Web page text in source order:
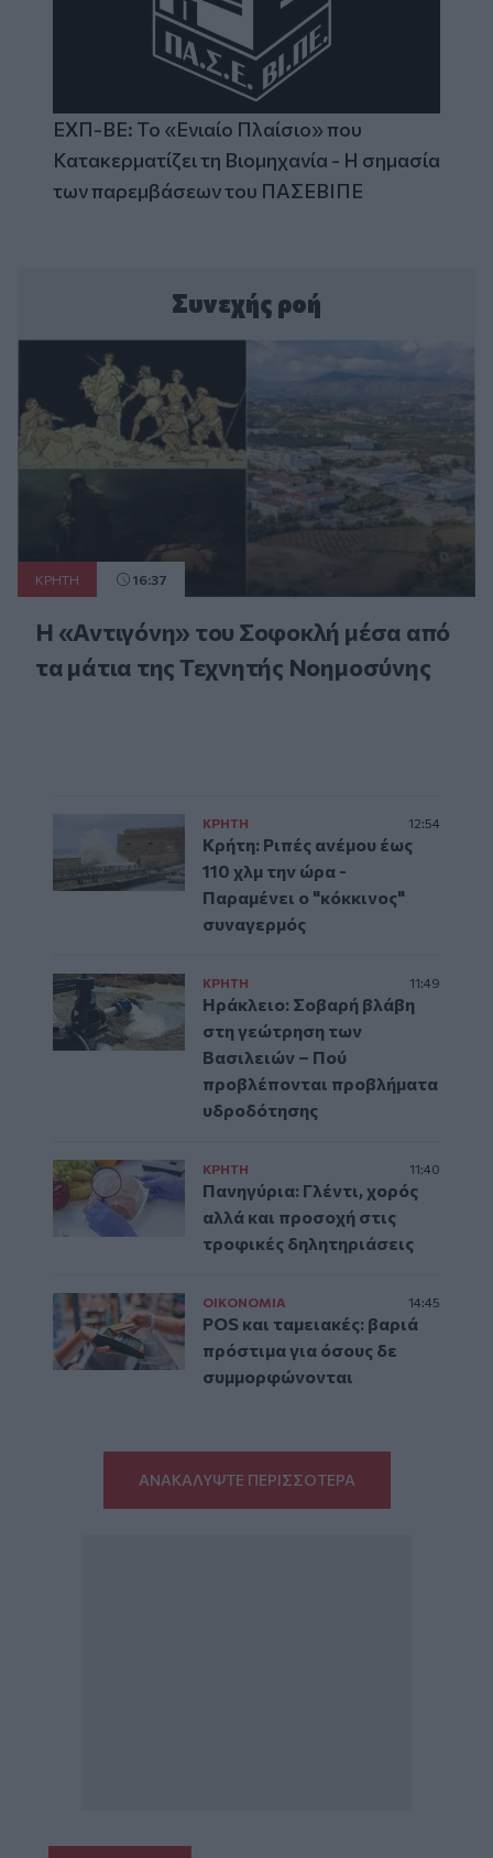
ΕΧΠ-ΒΕ: Το «Ενιαίο Πλαίσιο» που
Κατακερματίζει τη Βιομηχανία - Η σημασία
των παρεμβάσεων του ΠΑΣΕΒΙΠΕ
Συνεχής ροή
ΚΡΗΤΗ 16:37
Η «Αντιγόνη» του Σοφοκλή μέσα από
τα μάτια της Τεχνητής Νοημοσύνης
ΚΡΗΤΗ 12:54
Κρήτη: Ριπές ανέμου έως
110 χλμ την ώρα -
Παραμένει ο "κόκκινος"
συναγερμός
ΚΡΗΤΗ 11:49
Ηράκλειο: Σοβαρή βλάβη
στη γεώτρηση των
Βασιλειών – Πού
προβλέπονται προβλήματα
υδροδότησης
ΚΡΗΤΗ 11:40
Πανηγύρια: Γλέντι, χορός
αλλά και προσοχή στις
τροφικές δηλητηριάσεις
ΟΙΚΟΝΟΜΙΑ 14:45
POS και ταμειακές: βαριά
πρόστιμα για όσους δε
συμμορφώνονται
ΑΝΑΚΑΛΥΨΤΕ ΠΕΡΙΣΣΟΤΕΡΑ